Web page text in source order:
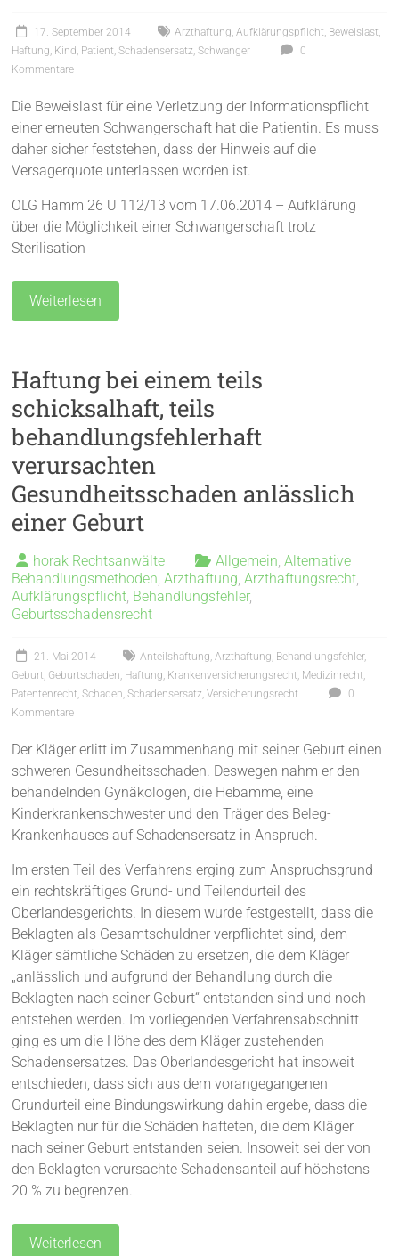
17. September 2014 Arzthaftung ,Aufklärungspflicht Beweislast
Haftung Kind Patient ,Schadensersatz ,Schwanger
0
Kommentare
Die Beweislast für eine Verletzung der Informationspflicht
einer erneuten Schwangerschaft hat die Patientin. Es muss
daher sicher feststehen, dass der Hinweis auf die
Versagerquote unterlassen worden ist.
OLG Hamm 26 U 112/13 vom 17.06.2014 – Aufklärung
über die Möglichkeit einer Schwangerschaft trotz
Sterilisation
Weiterlesen
Haftung bei einem teils
schicksalhaft, teils
behandlungsfehlerhaft
verursachten
Gesundheitsschaden anlässlich
einer Geburt
horak Rechtsanwälte Allgemein ,Alternative
Behandlungsmethoden ,Arzthaftung ,Arzthaftungsrecht
Aufklärungspflicht Behandlungsfehler,
Geburtsschadensrecht
21. Mai 2014 Anteilshaftung ,Arzthaftung Behandlungsfehler,
Geburt Geburtschaden Haftung Krankenversicherungsrecht Medizinrecht
Patentenrecht ,Schaden ,Schadensersatz ,Versicherungsrecht
0
Kommentare
Der Kläger erlitt im Zusammenhang mit seiner Geburt einen
schweren Gesundheitsschaden. Deswegen nahm er den
behandelnden Gynäkologen, die Hebamme, eine
Kinderkrankenschwester und den Träger des Beleg-
Krankenhauses auf Schadensersatz in Anspruch.
Im ersten Teil des Verfahrens erging zum Anspruchsgrund
ein rechtskräftiges Grund- und Teilendurteil des
Oberlandesgerichts. In diesem wurde festgestellt, dass die
Beklagten als Gesamtschuldner verpflichtet sind, dem
Kläger sämtliche Schäden zu ersetzen, die dem Kläger
„anlässlich und aufgrund der Behandlung durch die
Beklagten nach seiner Geburt“ entstanden sind und noch
entstehen werden. Im vorliegenden Verfahrensabschnitt
ging es um die Höhe des dem Kläger zustehenden
Schadensersatzes. Das Oberlandesgericht hat insoweit
entschieden, dass sich aus dem vorangegangenen
Grundurteil eine Bindungswirkung dahin ergebe, dass die
Beklagten nur für die Schäden hafteten, die dem Kläger
nach seiner Geburt entstanden seien. Insoweit sei der von
den Beklagten verursachte Schadensanteil auf höchstens
20 % zu begrenzen.
Weiterlesen